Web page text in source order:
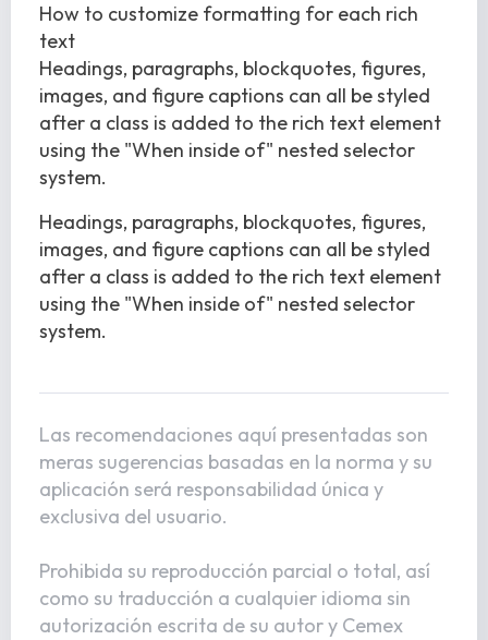
How to customize formatting for each rich
text
Headings, paragraphs, blockquotes, figures,
images, and figure captions can all be styled
after a class is added to the rich text element
using the "When inside of" nested selector
system.
Headings, paragraphs, blockquotes, figures,
images, and figure captions can all be styled
after a class is added to the rich text element
using the "When inside of" nested selector
system.
Las recomendaciones aquí presentadas son
meras sugerencias basadas en la norma y su
aplicación será responsabilidad única y
exclusiva del usuario.
Prohibida su reproducción parcial o total, así
como su traducción a cualquier idioma sin
autorización escrita de su autor y Cemex